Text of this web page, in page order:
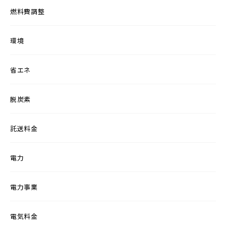
燃料費調整
環境
省エネ
脱炭素
託送料金
電力
電力事業
電気料金